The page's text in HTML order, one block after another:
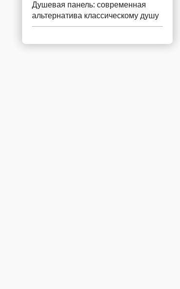
Душевая панель: современная
альтернатива классическому душу